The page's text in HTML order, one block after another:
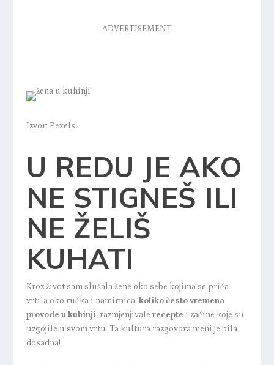
ADVERTISEMENT
Izvor: Pexels
U REDU JE AKO
NE STIGNEŠ ILI
NE ŽELIŠ
KUHATI
Kroz život sam slušala žene oko sebe kojima se priča
vrtila oko ručka i namirnica, koliko često vremena
provode u kuhinji, razmjenjivale recepte i začine koje su
uzgojile u svom vrtu. Ta kultura razgovora meni je bila
dosadna!